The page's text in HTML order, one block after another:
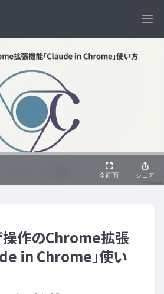
作のChrome拡張
in Chrome｣使い